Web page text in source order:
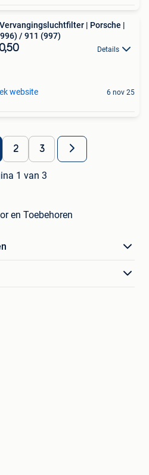
| Porsche |
/ 911 (997)
Details
website 6 nov 25
2 3
1 van 3
en Toebehoren